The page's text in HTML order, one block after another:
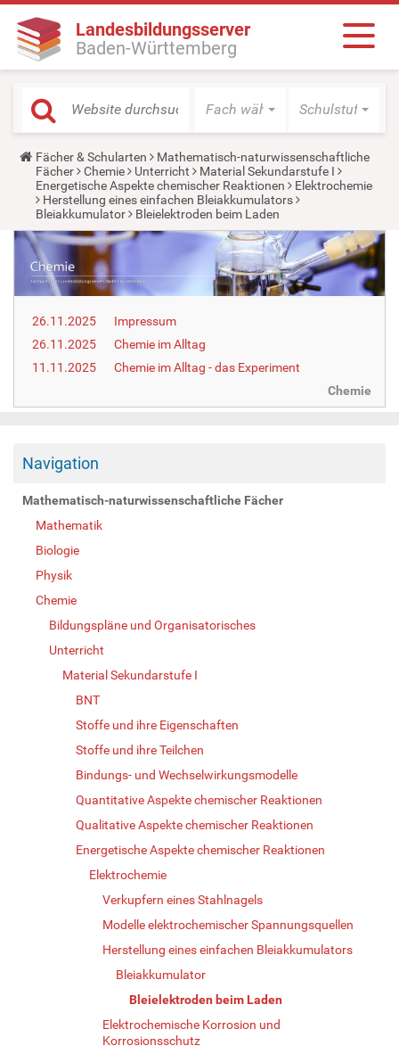
Landesbildungsserver
Baden-Württemberg
Fach wählen Schulstufe
Y
o
u
a
r
e
h
e
r
e
:
Fächer & Schularten
Mathematisch-naturwissenschaftliche
Fächer
Chemie Unterricht
Material Sekundarstufe I
Energetische Aspekte chemischer Reaktionen
Elektrochemie
Herstellung eines einfachen Bleiakkumulators
Bleiakkumulator
Bleielektroden beim Laden
26.11.2025
Impressum
26.11.2025
Chemie im Alltag
11.11.2025
Chemie im Alltag - das Experiment
Chemie
Navigation
Mathematisch-naturwissenschaftliche Fächer
Mathematik
Biologie
Physik
Chemie
Bildungspläne und Organisatorisches
Unterricht
Material Sekundarstufe I
BNT
Stoffe und ihre Eigenschaften
Stoffe und ihre Teilchen
Bindungs- und Wechselwirkungsmodelle
Quantitative Aspekte chemischer Reaktionen
Qualitative Aspekte chemischer Reaktionen
Energetische Aspekte chemischer Reaktionen
Elektrochemie
Verkupfern eines Stahlnagels
Modelle elektrochemischer Spannungsquellen
Herstellung eines einfachen Bleiakkumulators
Bleiakkumulator
Bleielektroden beim Laden
Elektrochemische Korrosion und
Korrosionsschutz